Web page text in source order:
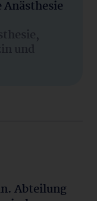
und
Abteilung